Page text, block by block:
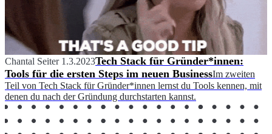
Chantal Seiter 1.3.2023Tech Stack für Gründer*innen:
Tools für die ersten Steps im neuen BusinessIm zweiten
Teil von Tech Stack für Gründer*innen lernst du Tools kennen, mit
denen du nach der Gründung durchstarten kannst.